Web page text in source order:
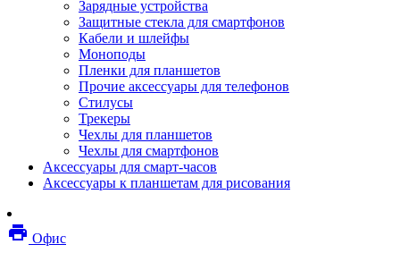
сканирования
Сетевое оборудование
Маршрутизаторы
Модемы
Точки доступа
Сетевые адаптеры
Коммутаторы
Расширители беспроводной сети
Wi-fi антенны
Инструмент
Кабель
Монтажные компоненты
Зарядные устройства
Защитные стекла для смартфонов
Кабели и шлейфы
Моноподы
Пленки для планшетов
Прочие аксессуары для телефонов
Стилусы
Трекеры
Чехлы для планшетов
Чехлы для смартфонов
Аксессуары для смарт-часов
Аксессуары к планшетам для рисования
local_printshop Офис